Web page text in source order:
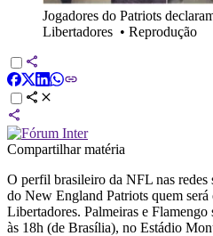
Jogadores do Patriots
Libertadores • Reprodução
Compartilhar matéria
O perfil brasileiro da NFL nas redes
do New England Patriots quem será
Libertadores. Palmeiras e Flamengo
às 18h (de Brasília), no Estádio